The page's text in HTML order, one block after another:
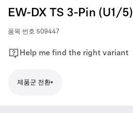
EW-DX TS 3-Pin (U1/5)
품목 번호 509447
Help me find the right variant
제품군 전환